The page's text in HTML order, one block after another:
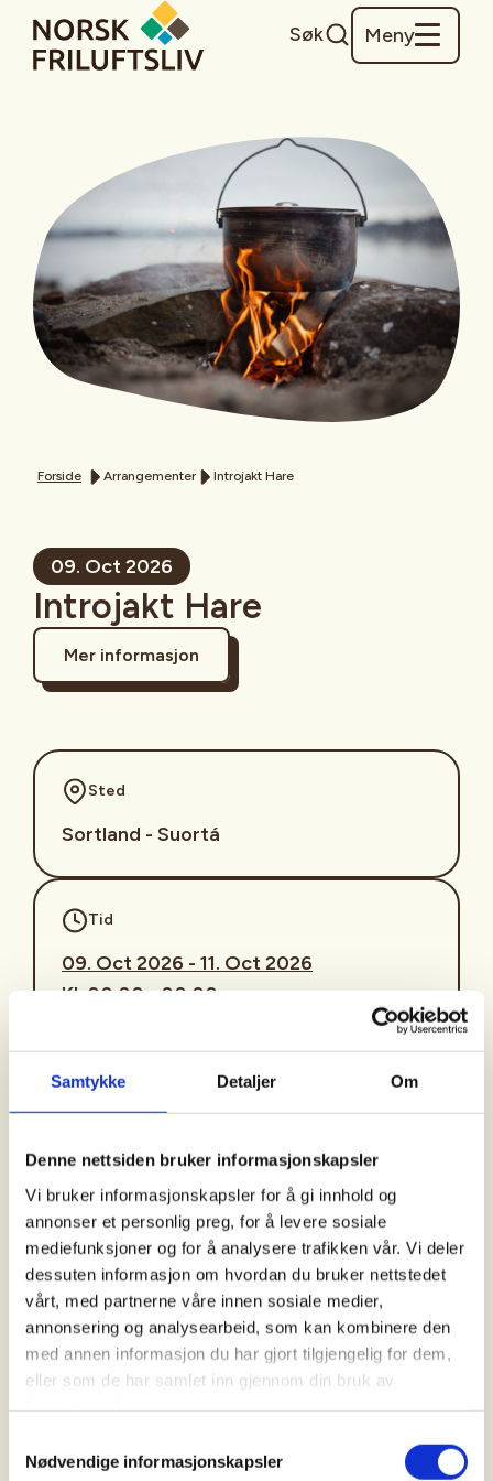
Samtykke Detaljer Om
Denne nettsiden bruker informasjonskapsler
Vi bruker informasjonskapsler for å gi innhold og
annonser et personlig preg, for å levere sosiale
mediefunksjoner og for å analysere trafikken vår. Vi deler
dessuten informasjon om hvordan du bruker nettstedet
vårt, med partnerne våre innen sosiale medier,
annonsering og analysearbeid, som kan kombinere den
med annen informasjon du har gjort tilgjengelig for dem,
eller som de har samlet inn gjennom din bruk av
Nødvendige informasjonskapsler
Søk Meny
Forside Arrangementer Introjakt Hare
09. Oct 2026
Introjakt Hare
Mer informasjon
Sted
Sortland - Suortá
Tid
09. Oct 2026 - 11. Oct 2026
Kl. 00.00 - 00.00
Arrangør
Kontaktperson
https://91577030
sortlandjff@gmail.com
🐇 Introjakt på hare
Har du lyst til å prøve harejakt eller lære mer om
arrangerer introjakt på hare for nye og nysgjerrige